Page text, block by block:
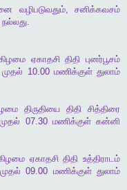
வழிபடுவதும்,சனிக்கவசம்
நல்லது.
ஏகாதசி திதி புனர்பூசம்
முதல் 10.00 மணிக்குள் துலாம்
திருதியை திதி சித்திரை
முதல் 07.30 மணிக்குள் கன்னி
ஏகாதசி திதி உத்திராடம்
முதல் 09.00 மணிக்குள் துலாம்